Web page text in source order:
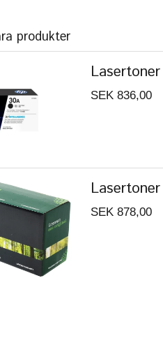
produkter
SEK 836,00
SEK 878,00